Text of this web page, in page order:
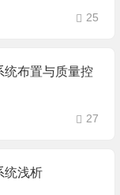
25
统布置与质量控
27
统浅析